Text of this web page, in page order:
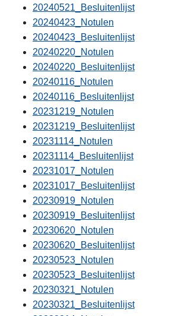
20240521_Besluitenlijst
20240423_Notulen
20240423_Besluitenlijst
20240220_Notulen
20240220_Besluitenlijst
20240116_Notulen
20240116_Besluitenlijst
20231219_Notulen
20231219_Besluitenlijst
20231114_Notulen
20231114_Besluitenlijst
20231017_Notulen
20231017_Besluitenlijst
20230919_Notulen
20230919_Besluitenlijst
20230620_Notulen
20230620_Besluitenlijst
20230523_Notulen
20230523_Besluitenlijst
20230321_Notulen
20230321_Besluitenlijst